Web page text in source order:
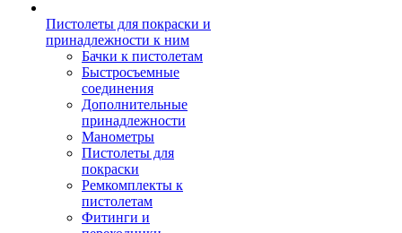
Пистолеты для покраски и
принадлежности к ним
Бачки к пистолетам
Быстросъемные
соединения
Дополнительные
принадлежности
Манометры
Пистолеты для
покраски
Ремкомплекты к
пистолетам
Фитинги и